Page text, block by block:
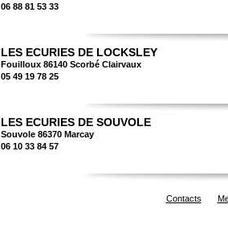
06 88 81 53 33
LES ECURIES DE LOCKSLEY
Fouilloux 86140 Scorbé Clairvaux
05 49 19 78 25
LES ECURIES DE SOUVOLE
Souvole 86370 Marcay
06 10 33 84 57
Contacts